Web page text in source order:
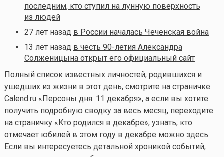
последним, кто ступил на лунную поверхность
из людей
27 лет назад в России началась Чеченская война
13 лет назад в честь 90-летия Александра
Солженицына открыт его официальный сайт
Полный список известных личностей, родившихся и
ушедших из жизни в этот день, смотрите на страничке
Calend.ru «Персоны дня: 11 декабря», а если вы хотите
получить подробную сводку за весь месяц, переходите
на страничку «Кто родился в декабре», узнать, кто
отмечает юбилей в этом году в декабре можно здесь.
Если вы интересуетесь детальной хроникой событий,